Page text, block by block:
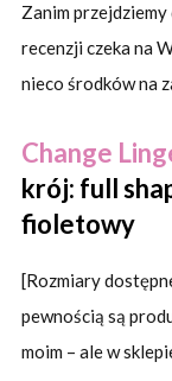
Zanim
recenzji czeka na
nieco środków na
Change
krój: full
fioletowy
[Rozmiary
pewnością są
moim – ale w